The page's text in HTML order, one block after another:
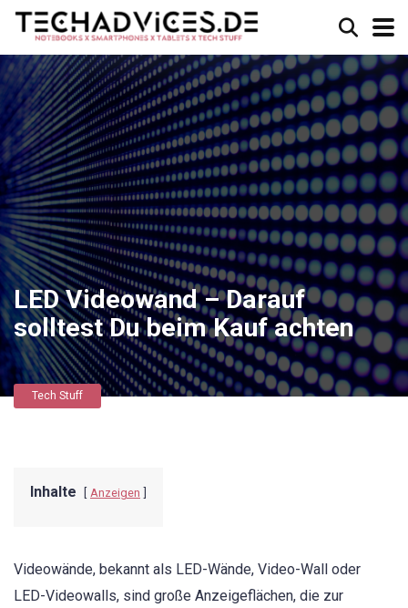
LED Videowand – Darauf
solltest Du beim Kauf achten
Tech Stuff
Inhalte Anzeigen
Videowände, bekannt als LED-Wände, Video-Wall oder
LED-Videowalls, sind große Anzeigeflächen, die zur